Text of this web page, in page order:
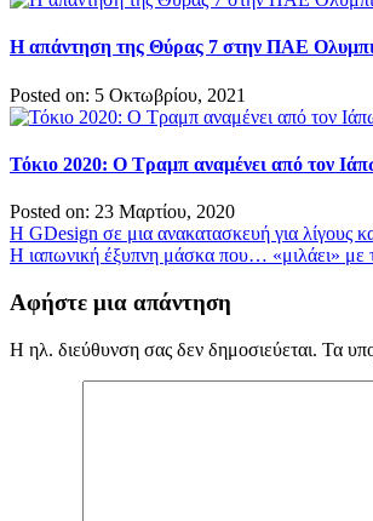
Η απάντηση της Θύρας 7 στην ΠΑΕ
Posted on: 5 Οκτωβρίου, 2021
Τόκιο 2020: Ο Τραμπ αναμένει από τον
Posted on: 23 Μαρτίου, 2020
Πλοήγηση
άρθρων
Η GDesign σε μια ανακατασκευή για λίγους
H ιαπωνική έξυπνη μάσκα που… «μιλάει» με
Αφήστε μια απάντηση
Η ηλ. διεύθυνση σας δεν δημοσιεύεται. Τα